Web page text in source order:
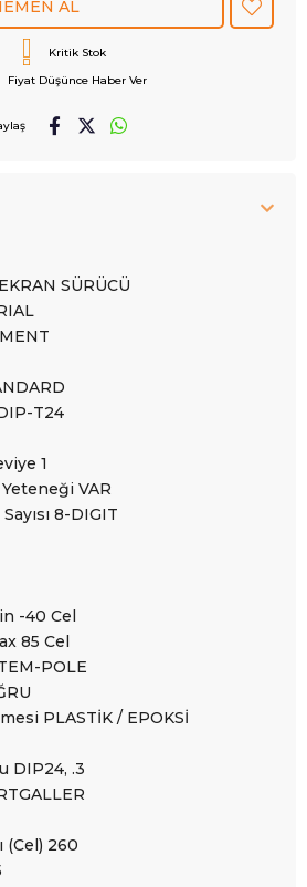
Kritik Stok
Fiyat Düşünce Haber Ver
SÜRÜCÜ
T24
1
VAR
8-DIGIT
-40 Cel
85 Cel
POLE
PLASTİK / EPOKSİ
DIP24, .3
(Cel) 260